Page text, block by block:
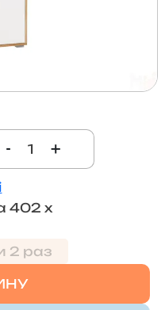
- +
402 х
2 раз